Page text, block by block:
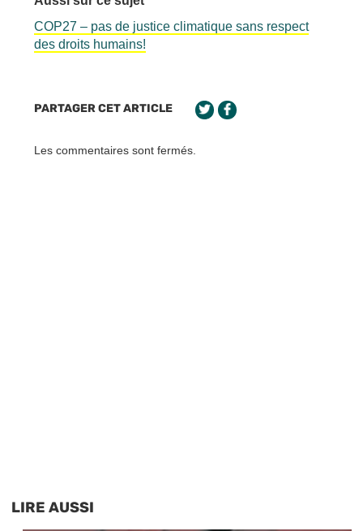
COP27 – pas de justice climatique sans respect
des droits humains!
PARTAGER CET ARTICLE
Les commentaires sont fermés.
LIRE AUSSI